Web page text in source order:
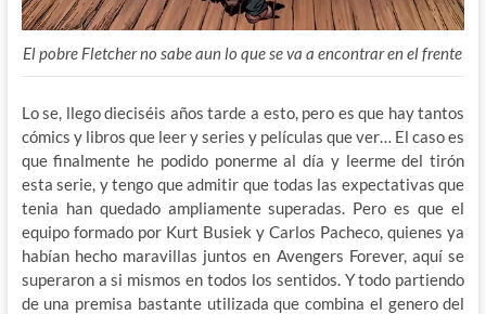
El pobre Fletcher no sabe aun lo que se va a encontrar en el frente
Lo se, llego dieciséis años tarde a esto, pero es que hay tantos
cómics y libros que leer y series y películas que ver… El caso es
que finalmente he podido ponerme al día y leerme del tirón
esta serie, y tengo que admitir que todas las expectativas que
tenia han quedado ampliamente superadas. Pero es que el
equipo formado por Kurt Busiek y Carlos Pacheco, quienes ya
habían hecho maravillas juntos en Avengers Forever, aquí se
superaron a si mismos en todos los sentidos. Y todo partiendo
de una premisa bastante utilizada que combina el genero del